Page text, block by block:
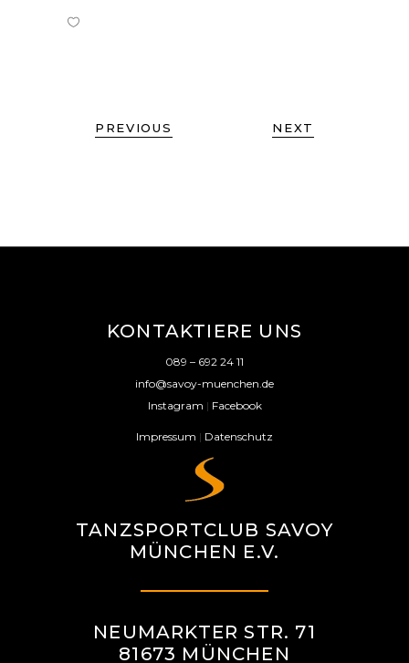
PREVIOUS NEXT
KONTAKTIERE UNS
089 – 692 24 11
info@savoy-muenchen.de
Instagram | Facebook
Impressum | Datenschutz
TANZSPORTCLUB SAVOY
MÜNCHEN E.V.
NEUMARKTER STR. 71
81673 MÜNCHEN